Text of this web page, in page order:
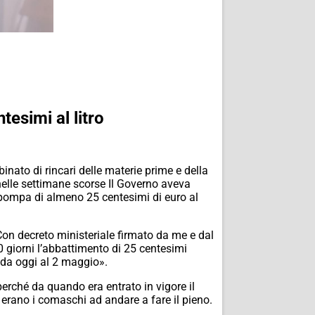
al litro
di rincari delle materie prime e della
settimane scorse Il Governo aveva
di almeno 25 centesimi di euro al
decreto ministeriale firmato da me e dal
l’abbattimento di 25 centesimi
oggi al 2 maggio».
da quando era entrato in vigore il
i comaschi ad andare a fare il pieno.